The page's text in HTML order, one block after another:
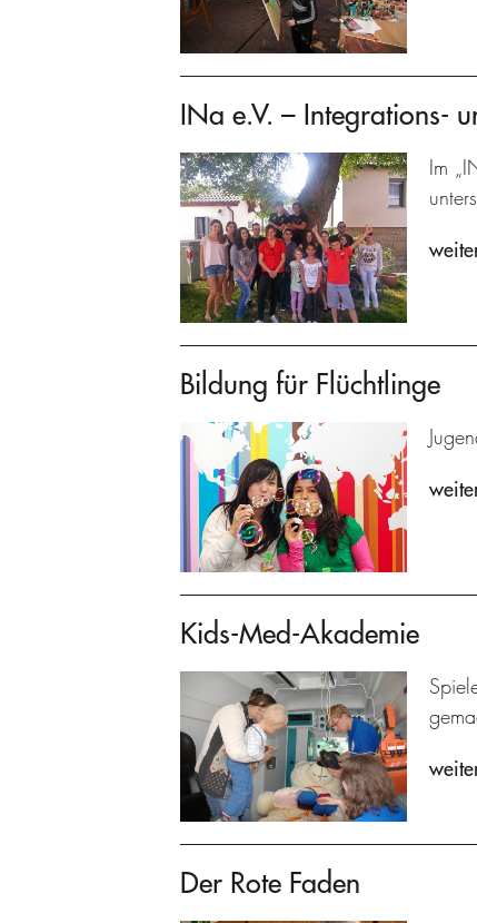
INa e.V. – Integrations-
Im
Bildung für Flüchtlinge
Kids-Med-Akademie
Der Rote Faden